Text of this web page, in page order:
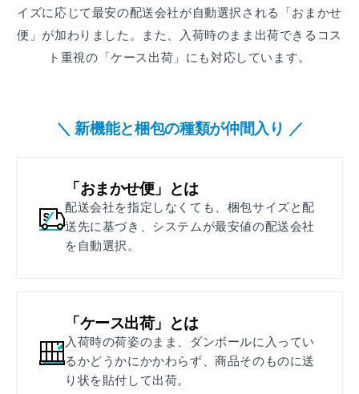
イズに応じて最安の配送会社が自動選択される「おまかせ
便」が加わりました。
また、入荷時のまま出荷できるコス
ト重視の「ケース出荷」にも対応しています。
＼ 新機能と梱包の種類が仲間入り ／
「おまかせ便」とは
配送会社を指定しなくても、梱包サイズと配
送先に基づき、システムが最安値の配送会社
を自動選択。
「ケース出荷」とは
入荷時の荷姿のまま、ダンボールに入ってい
るかどうかにかかわらず、商品そのものに送
り状を貼付して出荷。